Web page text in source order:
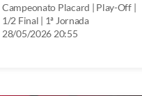
Campeonato Placard | Play-Off |
1/2 Final | 1ª Jornada
28/05/2026 20:55